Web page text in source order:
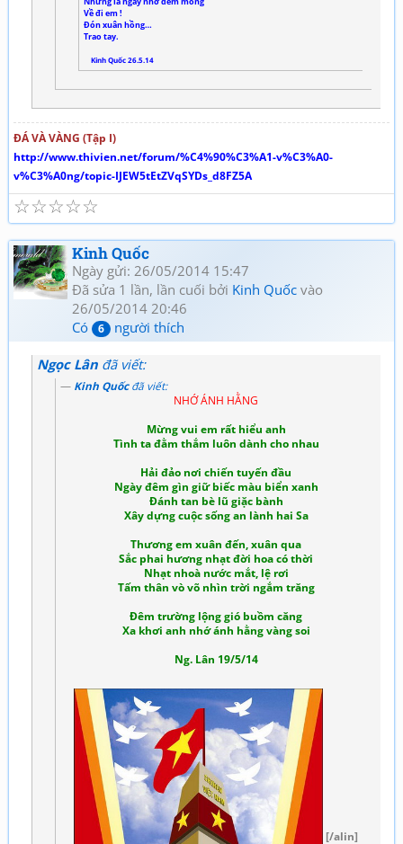
Về đi em !
Đón xuân hồng…
Trao tay.
Kinh Quốc 26.5.14
ĐÁ VÀ VÀNG (Tập I)
http://www.thivien.net/forum/%C4%90%C3%A1-v%C3%A0-
v%C3%A0ng/topic-IJEW5tEtZVqSYDs_d8FZ5A
☆
☆
☆
☆
☆
Kinh Quốc
Ngày gửi: 26/05/2014 15:47
Đã sửa 1 lần, lần cuối bởi Kinh Quốc vào
26/05/2014 20:46
Có
6 người thích
Ngọc Lân đã viết:
Kinh Quốcđã viết:
NHỚ ÁNH HẰNG
Mừng vui em rất hiểu anh
Tình ta đằm thắm luôn dành cho nhau
Hải đảo nơi chiến tuyến đầu
Ngày đêm gìn giữ biếc màu biển xanh
Đánh tan bè lũ giặc bành
Xây dựng cuộc sống an lành hai Sa
Thương em xuân đến, xuân qua
Sắc phai hương nhạt đời hoa có thời
Nhạt nhoà nước mắt, lệ rơi
Tấm thân vò võ nhìn trời ngắm trăng
Đêm trường lộng gió buồm căng
Xa khơi anh nhớ ánh hằng vàng soi
Ng. Lân 19/5/14
[/alin]